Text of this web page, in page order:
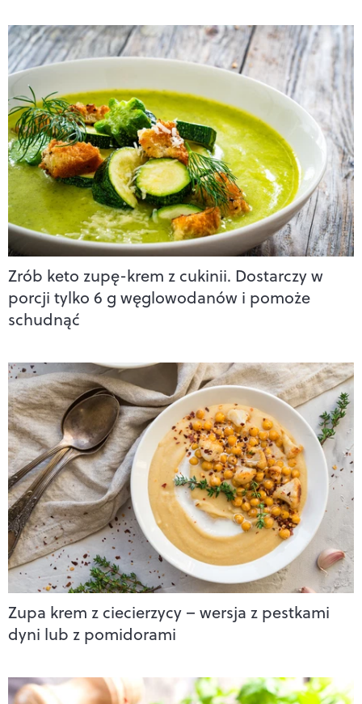
Zrób keto zupę-krem z cukinii. Dostarczy w
porcji tylko 6 g węglowodanów i pomoże
schudnąć
Zupa krem z ciecierzycy – wersja z pestkami
dyni lub z pomidorami